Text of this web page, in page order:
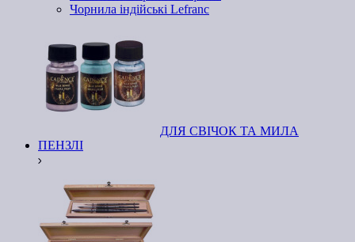
Чорнила індійські Lefranc
ДЛЯ СВІЧОК ТА МИЛА
ПЕНЗЛІ